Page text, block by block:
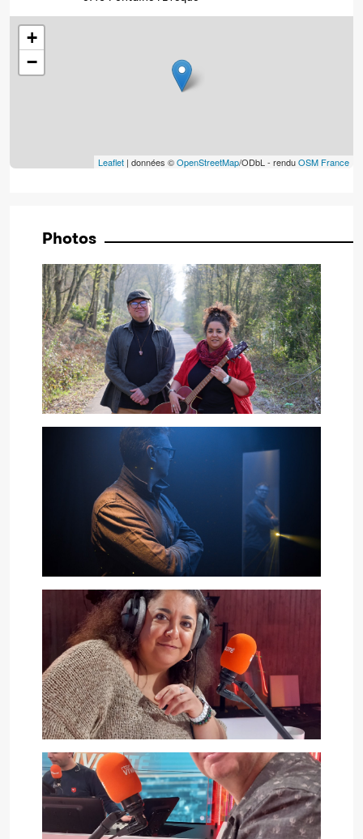
+
−
Leaflet | données ©OpenStreetMap/ODbL - renduOSM France
Photos